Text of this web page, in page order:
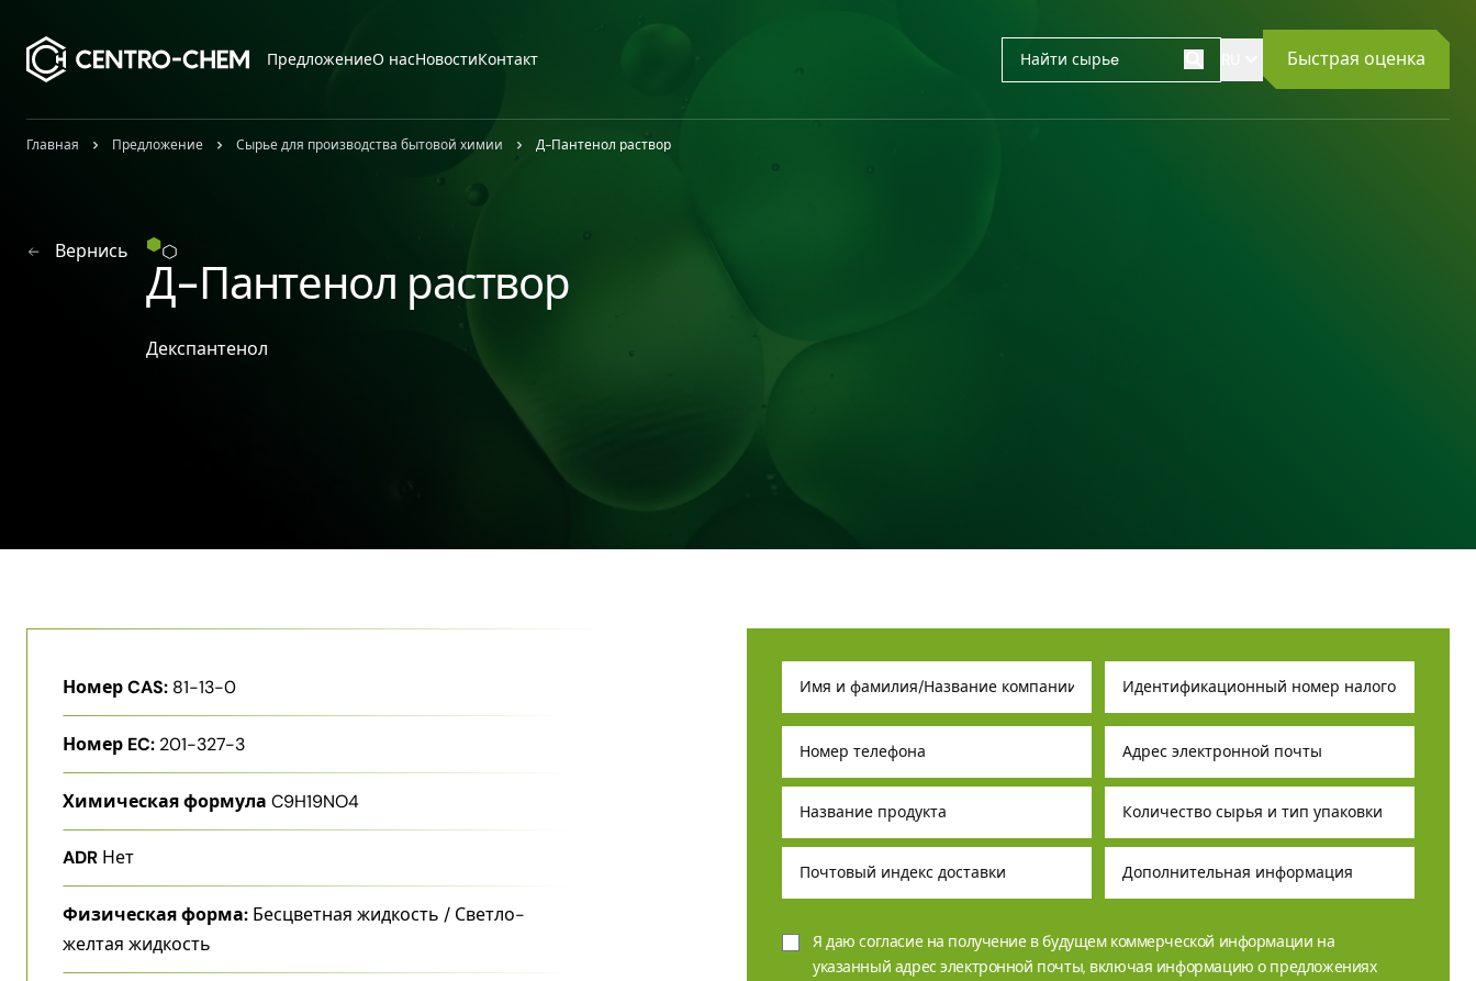
ПредложениеО насНовостиКонтакт Быстрая оценка
Главная Предложение Сырье для производства бытовой химии Д-Пантенол раствор
Вернись
Д-Пантенол раствор
Декспантенол
Номер CAS: 81-13-0
Номер EC: 201-327-3
Химическая формула C9H19NO4
ADR Нет
Физическая форма: Бесцветная жидкость / Светло-
желтая жидкость
Я даю согласие на получение в будущем коммерческой информации на
указанный адрес электронной почты, включая информацию о предложениях